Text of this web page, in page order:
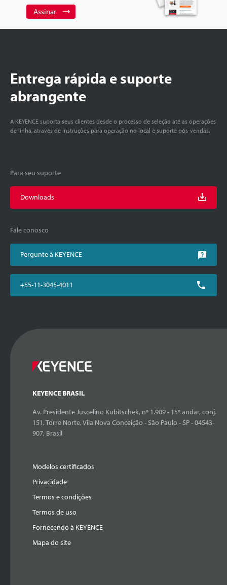
Assinar
Entrega rápida e suporte
abrangente
A KEYENCE suporta seus clientes desde o processo de seleção até as operações
de linha, através de instruções para operação no local e suporte pós-vendas.
Para seu suporte
Downloads
Fale conosco
Pergunte à KEYENCE
+55-11-3045-4011
KEYENCE BRASIL
Av. Presidente Juscelino Kubitschek, nº 1.909 - 15º andar, conj.
151, Torre Norte, Vila Nova Conceição - São Paulo - SP - 04543-
907, Brasil
Modelos certificados
Privacidade
Termos e condições
Termos de uso
Fornecendo à KEYENCE
Mapa do site